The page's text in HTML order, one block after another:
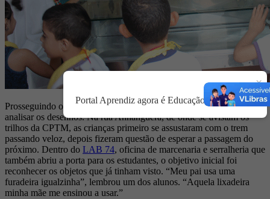
Prosseguindo o passeio, a cada esquina grafitada a trupe parava para
analisar os desenhos. Na rua Anhanguera, de onde se avistam os
trilhos da CPTM, as crianças primeiro se assustaram com o trem
passando veloz, depois fizeram questão de esperar a passagem do
próximo. Dentro do LAB 74, oficina de marcenaria e serralheria que
também abriu a porta para os estudantes, o objetivo inicial foi
reconhecer os objetos que já tinham visto. “Meu pai usa uma
furadeira igualzinha”, lembrou um dos alunos. “Aquela lixadeira
minha mãe me ensinou a usar.”
Portal Aprendiz agora é Educação & Território.
×